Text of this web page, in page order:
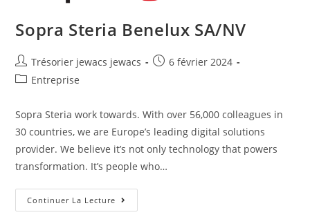
Sopra Steria Benelux SA/NV
Trésorier jewacs jewacs
6 février 2024
Entreprise
Sopra Steria work towards. With over 56,000 colleagues in
30 countries, we are Europe’s leading digital solutions
provider. We believe it’s not only technology that powers
transformation. It’s people who…
Continuer La Lecture